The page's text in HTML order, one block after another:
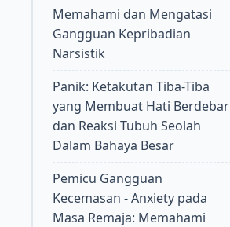
Memahami dan Mengatasi
Gangguan Kepribadian
Narsistik
Panik: Ketakutan Tiba-Tiba
yang Membuat Hati Berdebar
dan Reaksi Tubuh Seolah
Dalam Bahaya Besar
Pemicu Gangguan
Kecemasan - Anxiety pada
Masa Remaja: Memahami